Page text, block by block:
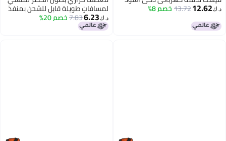
د.ك‏12.62
13.72خصم 8% لمسافاتٍ طويلة قابل للشحن بمنفذ
USB وقابل للتعديل أزرق داكن
د.ك‏6.23
7.83خصم 20%